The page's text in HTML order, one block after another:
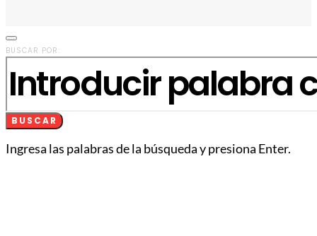
BUSCAR POR:
BUSCAR
Ingresa las palabras de la búsqueda y presiona Enter.